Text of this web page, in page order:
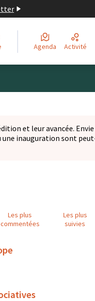
Agenda Activité
et leur avancée.
une inauguration sont
Les plus
commentées
Les plus
suivies